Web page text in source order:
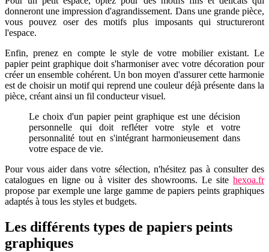
donneront une impression d'agrandissement. Dans une grande pièce,
vous pouvez oser des motifs plus imposants qui structureront
l'espace.
Enfin, prenez en compte le style de votre mobilier existant. Le
papier peint graphique doit s'harmoniser avec votre décoration pour
créer un ensemble cohérent. Un bon moyen d'assurer cette harmonie
est de choisir un motif qui reprend une couleur déjà présente dans la
pièce, créant ainsi un fil conducteur visuel.
Le choix d'un papier peint graphique est une décision
personnelle qui doit refléter votre style et votre
personnalité tout en s'intégrant harmonieusement dans
votre espace de vie.
Pour vous aider dans votre sélection, n'hésitez pas à consulter des
catalogues en ligne ou à visiter des showrooms. Le site hexoa.fr
propose par exemple une large gamme de papiers peints graphiques
adaptés à tous les styles et budgets.
Les différents types de papiers peints
graphiques